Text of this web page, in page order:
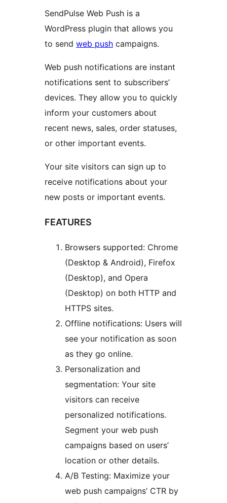
SendPulse Web Push is a
WordPress plugin that allows you
to send web push campaigns.
Web push notifications are instant
notifications sent to subscribers’
devices. They allow you to quickly
inform your customers about
recent news, sales, order statuses,
or other important events.
Your site visitors can sign up to
receive notifications about your
new posts or important events.
FEATURES
Browsers supported: Chrome
(Desktop & Android), Firefox
(Desktop), and Opera
(Desktop) on both HTTP and
HTTPS sites.
Offline notifications: Users will
see your notification as soon
as they go online.
Personalization and
segmentation: Your site
visitors can receive
personalized notifications.
Segment your web push
campaigns based on users’
location or other details.
A/B Testing: Maximize your
web push campaigns’ CTR by